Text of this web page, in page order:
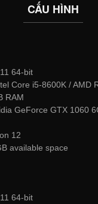
CẤU HÌNH
64-bit
Core i5-8600K / AMD
RAM
GeForce GTX 1060
12
available space
64-bit